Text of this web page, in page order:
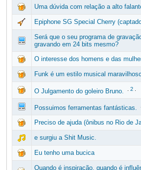
Uma dúvida com relação a alto
Epiphone SG Special Cherry
Será que o seu programa de
gravando em 24 bits mesmo?
O interesse dos homens e das
Funk é um estilo musical
O Julgamento do goleiro Bruno. 2.
Possuimos ferramentas fantásticas.
Preciso de ajuda (ônibus no Rio de
e surgiu a Shit Music.
Eu tenho uma bucica
Quando é inspiração, quando é